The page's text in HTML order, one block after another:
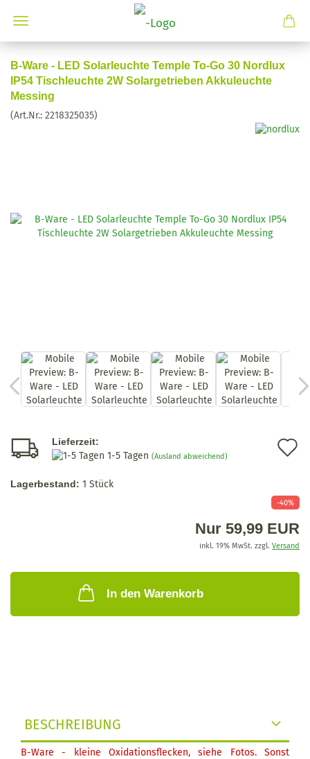
B-Ware - LED Solarleuchte Temple To-Go 30 Nordlux
IP54 Tischleuchte 2W Solargetrieben Akkuleuchte
Messing
(Art.Nr.: 2218325035)
Lieferzeit:
1-5 Tagen (Ausland abweichend)
Lagerbestand: 1 Stück
-40%
Nur 59,99 EUR
inkl. 19% MwSt. zzgl. Versand
In den Warenkorb
BESCHREIBUNG
B-Ware - kleine Oxidationsflecken, siehe Fotos. Sonst